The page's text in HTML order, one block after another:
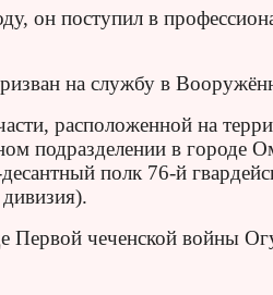
он поступил в
на службу в
расположенной на
подразделении в городе
полк 76-й
Первой чеченской войны